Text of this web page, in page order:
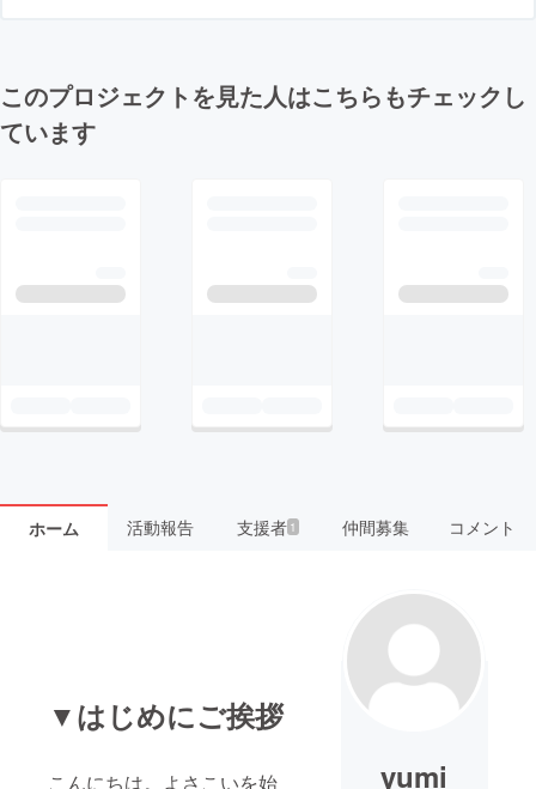
このプロジェクトを見た人はこちらもチェックし
ています
ホーム 活動報告 支援者 1 仲間募集 コメント
▼はじめにご挨拶
こんにちは。よさこいを始 yumi